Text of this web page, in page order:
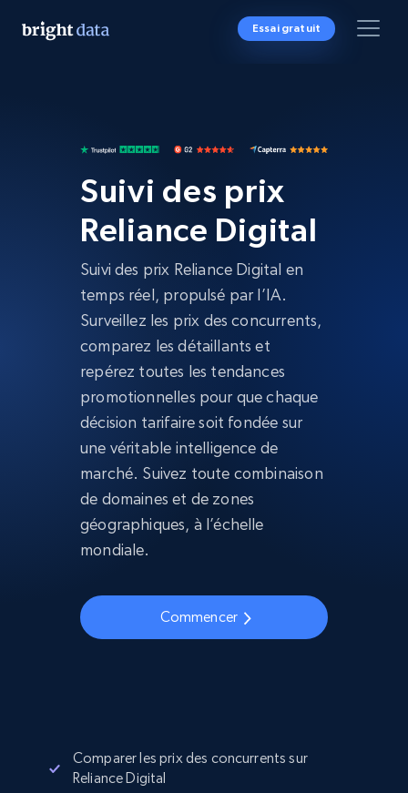
Essai gratuit
Suivi des prix
Reliance Digital
Suivi des prix Reliance Digital en
temps réel, propulsé par l’IA.
Surveillez les prix des concurrents,
comparez les détaillants et
repérez toutes les tendances
promotionnelles pour que chaque
décision tarifaire soit fondée sur
une véritable intelligence de
marché. Suivez toute combinaison
de domaines et de zones
géographiques, à l’échelle
mondiale.
Commencer
Comparer les prix des concurrents sur
Reliance Digital